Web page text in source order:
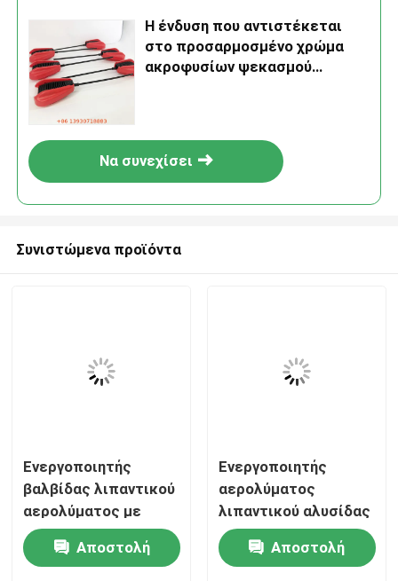
Σπίτι
Προϊόντα
Η ένδυση που αντιστέκεται
στο προσαρμοσμένο χρώμα
ακροφυσίων ψεκασμού
Να συνεχίσει
Συνιστώμενα προϊόντα
Ενεργοποιητής
βαλβίδας λιπαντικού
αερολύματος με
κλειδαριά,
ενεργοποιητής
Αποστολή
Ενεργοποιητής
αερολύματος
λιπαντικού αλυσίδας
αυτοκινήτου,
προβολέαςΑποστολή